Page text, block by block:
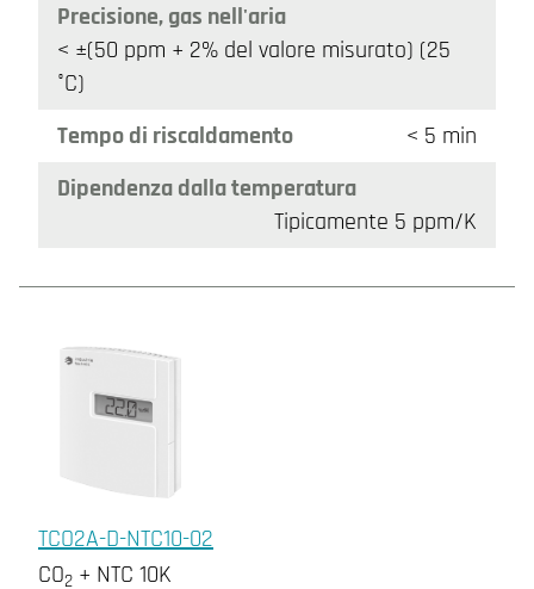
Precisione, gas nell'aria
< ±(50 ppm + 2% del valore misurato) (25
°C)
Tempo di riscaldamento
< 5 min
Dipendenza dalla temperatura
Tipicamente 5 ppm/K
TCO2A-D-NTC10-02
CO2 + NTC 10K